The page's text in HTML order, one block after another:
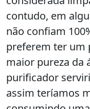
contudo, em
não confiam
preferem ter um
maior pureza da
purificador
assim teríamos